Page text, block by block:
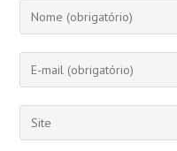
Digite
seu
nome
ou
de
usuário
Digite
seu
endereço
de
Digite
o